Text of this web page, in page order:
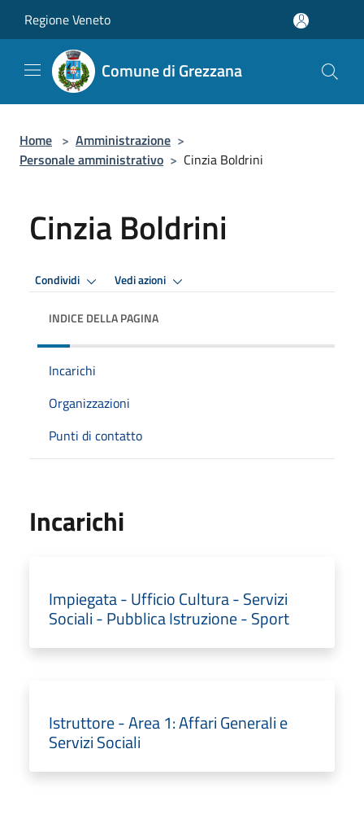
Regione Veneto
Comune di Grezzana
Home > Amministrazione >
Personale amministrativo > Cinzia Boldrini
Cinzia Boldrini
Condividi Vedi azioni
INDICE DELLA PAGINA
Incarichi
Organizzazioni
Punti di contatto
Incarichi
Impiegata - Ufficio Cultura - Servizi
Sociali - Pubblica Istruzione - Sport
Istruttore - Area 1: Affari Generali e
Servizi Sociali